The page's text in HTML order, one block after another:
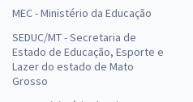
MEC - Ministério da Educação
SEDUC/MT - Secretaria de
Estado de Educação, Esporte e
Lazer do estado de Mato
Grosso